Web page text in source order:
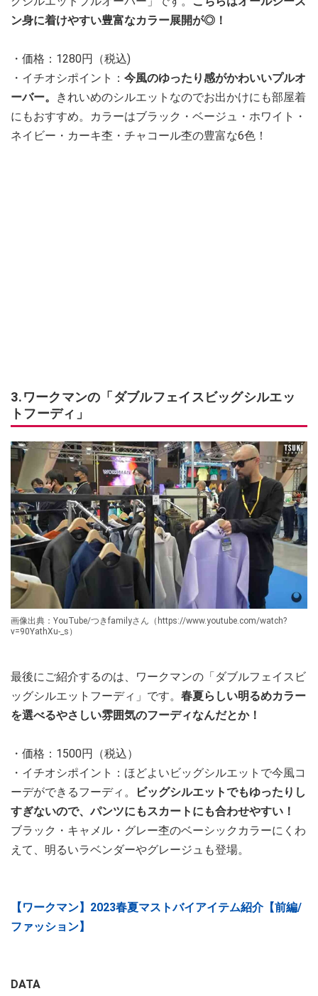
ン身に着けやすい豊富なカラー展開が◎！
・価格：1280円（税込)
・イチオシポイント： 今風のゆったり感がかわいいプルオ
ーバー。
きれいめのシルエットなのでお出かけにも部屋着
にもおすすめ。カラーはブラック・ベージュ・ホワイト・
ネイビー・カーキ杢・チャコール杢の豊富な6色！
3.ワークマンの「ダブルフェイスビッグシルエッ
トフーディ」
画像出典：YouTube/つきfamilyさん（https://www.youtube.com/watch?
v=90YathXu-_s）
最後にご紹介するのは、ワークマンの「ダブルフェイスビ
ッグシルエットフーディ」です。 春夏らしい明るめカラー
を選べるやさしい雰囲気のフーディなんだとか！
・価格：1500円（税込）
・イチオシポイント：ほどよいビッグシルエットで今風コ
ーデができるフーディ。
ビッグシルエットでもゆったりし
すぎないので、パンツにもスカートにも合わせやすい！
ブラック・キャメル・グレー杢のベーシックカラーにくわ
えて、明るいラベンダーやグレージュも登場。
【ワークマン】2023春夏マストバイアイテム紹介【前編/
ファッション】
DATA